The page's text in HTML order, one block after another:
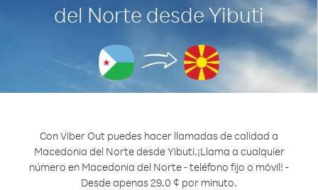
del Norte desde Yibuti
Con Viber Out puedes hacer llamadas de calidad a
Macedonia del Norte desde Yibuti.¡Llama a cualquier
número en Macedonia del Norte - teléfono fijo o móvil! -
Desde apenas 29.0 ¢ por minuto.